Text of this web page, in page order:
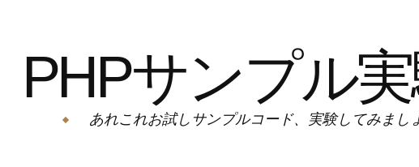
PHPサンプル
あれこれお試しサンプルコード、実験してみまし